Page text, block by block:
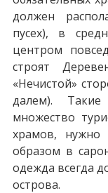
должен
пусех), в
центром
строят
«Нечистой»
далем). Такие
множество
храмов, нужно
образом в
одежда всегда
острова.